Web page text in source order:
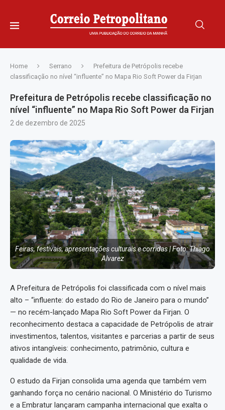
Home Serrano
Prefeitura de Petrópolis recebe
classificação no nível “influente” no Mapa Rio Soft Power da Firjan
Prefeitura de Petrópolis recebe classificação no
nível “influente” no Mapa Rio Soft Power da Firjan
2 de dezembro de 2025
Feiras, festivais, apresentações culturais e corridas | Foto: Thiago
Alvarez
A Prefeitura de Petrópolis foi classificada com o nível mais
alto – “influente: do estado do Rio de Janeiro para o mundo”
— no recém-lançado Mapa Rio Soft Power da Firjan. O
reconhecimento destaca a capacidade de Petrópolis de atrair
investimentos, talentos, visitantes e parcerias a partir de seus
ativos intangíveis: conhecimento, patrimônio, cultura e
qualidade de vida.
O estudo da Firjan consolida uma agenda que também vem
ganhando força no cenário nacional. O Ministério do Turismo
e a Embratur lançaram campanha internacional que exalta o